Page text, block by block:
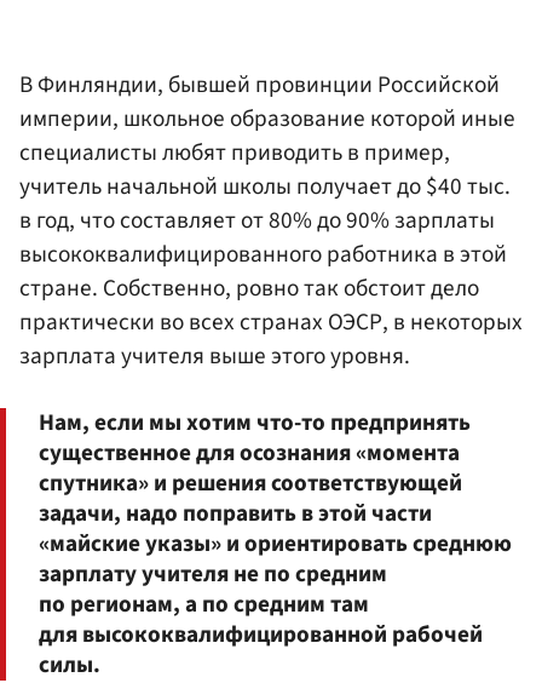
В Финляндии, бывшей провинции Российской
империи, школьное образование которой иные
специалисты любят приводить в пример,
учитель начальной школы получает до $40 тыс.
в год, что составляет от 80% до 90% зарплаты
высококвалифицированного работника в этой
стране. Собственно, ровно так обстоит дело
практически во всех странах ОЭСР, в некоторых
зарплата учителя выше этого уровня.
Нам, если мы хотим что-то предпринять
существенное для осознания «момента
спутника» и решения соответствующей
задачи, надо поправить в этой части
«майские указы» и ориентировать среднюю
зарплату учителя не по средним
по регионам, а по средним там
для высококвалифицированной рабочей
силы.